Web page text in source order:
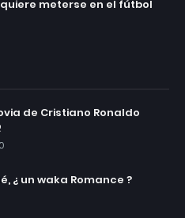
meterse en el fútbol
de Cristiano Ronaldo
¿ un waka Romance ?